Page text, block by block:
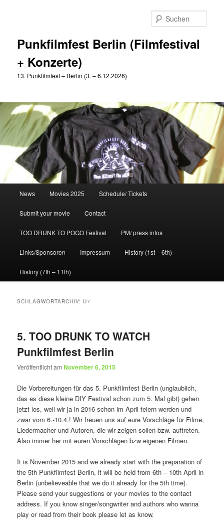
Punkfilmfest Berlin (Filmfestival
+ Konzerte)
13. Punkfilmfest – Berlin (3. – 6.12.2026)
News Movies 2025 Schedule/ Tickets
Submit your movie Contact
TOO DRUNK TO POGO Festival PM/ press infos
Links/Sponsoren Impressum History (1st – 6th)
History (7th – 11th)
SCHLAGWORTARCHIV:U7
5. TOO DRUNK TO WATCH
Punkfilmfest Berlin
Veröffentlicht amNovember 6, 2015
Die Vorbereitungen für das 5. Punkfilmfest Berlin (unglaublich,
das es diese kleine DIY Festival schon zum 5. Mal gibt) gehen
jetzt los, weil wir ja in 2016 schon im April feiern werden und
zwar vom 6.-10.4.! Wir freuen uns auf eure Vorschläge für Filme,
Liedermacher und Autoren, die wir zeigen sollen bzw. auftreten.
Also immer her mit euren Vorschlägen bzw eigenen Filmen.
It is November 2015 and we already start with the preparation of
the 5th Punkfilmfest Berlin, it will be held from 6th – 10th April in
Berlin (unbelieveable that we do it already for the 5th time).
Please send your suggestions or your movies to the contact
address. If you know singer/songwriter and authors who wanna
play or read from their book please let as know.